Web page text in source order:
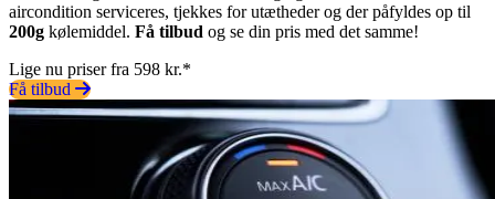
aircondition serviceres, tjekkes for utætheder og der påfyldes op til
200g kølemiddel. Få tilbud og se din pris med det samme!
Lige nu priser fra 598 kr.*
Få tilbud